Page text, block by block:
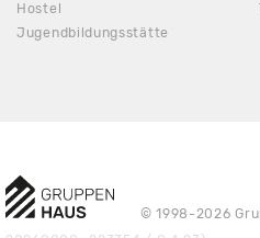
Hostel
Jugendbildungsstätte
© 1998-2026